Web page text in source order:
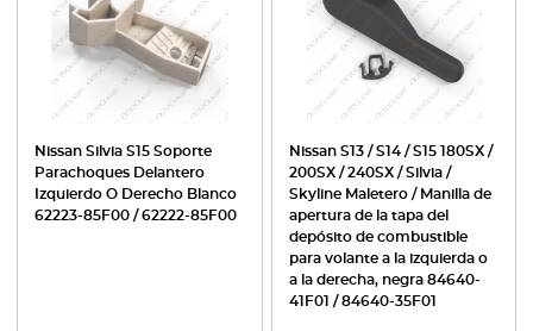
Nissan Silvia S15 Soporte
Parachoques Delantero
Izquierdo O Derecho Blanco
62223-85F00 / 62222-85F00
Nissan S13 / S14 / S15 180SX /
200SX / 240SX / Silvia /
Skyline Maletero / Manilla de
apertura de la tapa del
depósito de combustible
para volante a la izquierda o
a la derecha, negra 84640-
41F01 / 84640-35F01